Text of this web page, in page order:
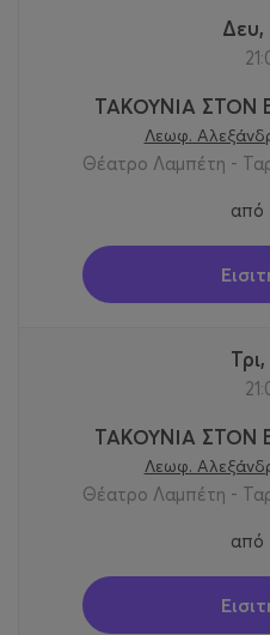
ΤΑΚΟΥΝΙΑ ΣΤΟΝ
Λεωφ.
Θέατρο Λαμπέτη -
από
ΤΑΚΟΥΝΙΑ ΣΤΟΝ
Λεωφ.
Θέατρο Λαμπέτη -
από